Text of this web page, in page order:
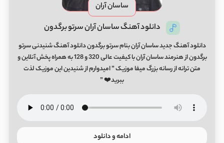
ساسان آران
دانلود آهنگ ساسان آران سرتو برگدون
دانلود آهنگ جدید ساسان آران بنام سرتو برگدون دانلود آهنگ شنیدنی سرتو
برگدون از هنرمند ساسان آران با کیفیت عالی 320 و 128 به همراه پخش آنلاین و
متن ترانه از رسانه بزرگ میفا موزیک ” امیدوارم از شنیدین این موزیک لذت
ببرید❤️ ”
ادامه و دانلود